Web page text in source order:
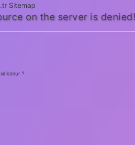
Sitemap
konur ?
on the server is denied!